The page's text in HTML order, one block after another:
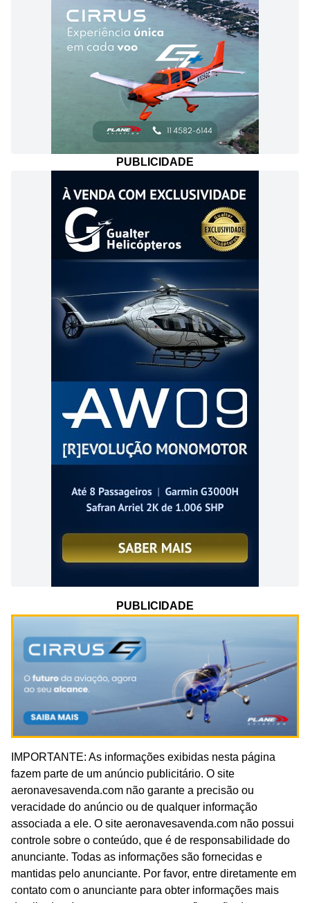
PUBLICIDADE
PUBLICIDADE
IMPORTANTE: As informações exibidas nesta página
fazem parte de um anúncio publicitário. O site
aeronavesavenda.com não garante a precisão ou
veracidade do anúncio ou de qualquer informação
associada a ele. O site aeronavesavenda.com não possui
controle sobre o conteúdo, que é de responsabilidade do
anunciante. Todas as informações são fornecidas e
mantidas pelo anunciante. Por favor, entre diretamente em
contato com o anunciante para obter informações mais